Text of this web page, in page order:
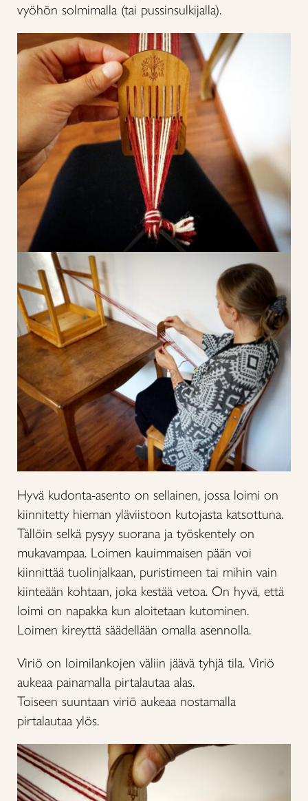
vyöhön solmimalla (tai pussinsulkijalla).
Hyvä kudonta-asento on sellainen, jossa loimi on
kiinnitetty hieman yläviistoon kutojasta katsottuna.
Tällöin selkä pysyy suorana ja työskentely on
mukavampaa. Loimen kauimmaisen pään voi
kiinnittää tuolinjalkaan, puristimeen tai mihin vain
kiinteään kohtaan, joka kestää vetoa. On hyvä, että
loimi on napakka kun aloitetaan kutominen.
Loimen kireyttä säädellään omalla asennolla.
Viriö on loimilankojen väliin jäävä tyhjä tila. Viriö
aukeaa painamalla pirtalautaa alas.
Toiseen suuntaan viriö aukeaa nostamalla
pirtalautaa ylös.